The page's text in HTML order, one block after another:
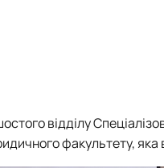
відділу
факультету, яка